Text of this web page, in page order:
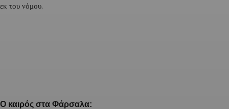
εκ του νόμου.
Ο καιρός στα Φάρσαλα: